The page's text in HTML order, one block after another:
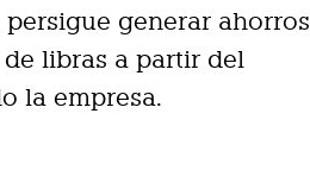
generar ahorros
libras a partir del
la empresa.